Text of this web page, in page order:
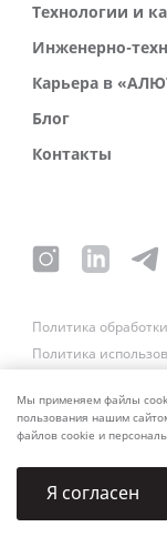
Технологии и
Инженерно-
Карьера в
Блог
Контакты
Политика
Политика
© 2006–2026
Мы применяем файлы
пользования нашим
файлов cookie и
Я согласен